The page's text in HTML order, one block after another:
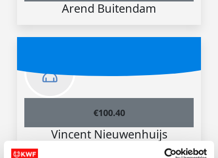
Arend Buitendam
€100.40
Vincent Nieuwenhuijs